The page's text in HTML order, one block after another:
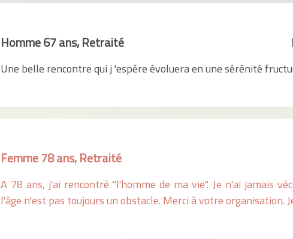
Homme 67 ans, Retraité
Une belle rencontre qui j 'espère évoluera en une sérénité
Femme 78 ans, Retraité
A 78 ans, j'ai rencontré "l'homme de ma vie". Je n'ai jamais
l'âge n'est pas toujours un obstacle. Merci à votre organisation.